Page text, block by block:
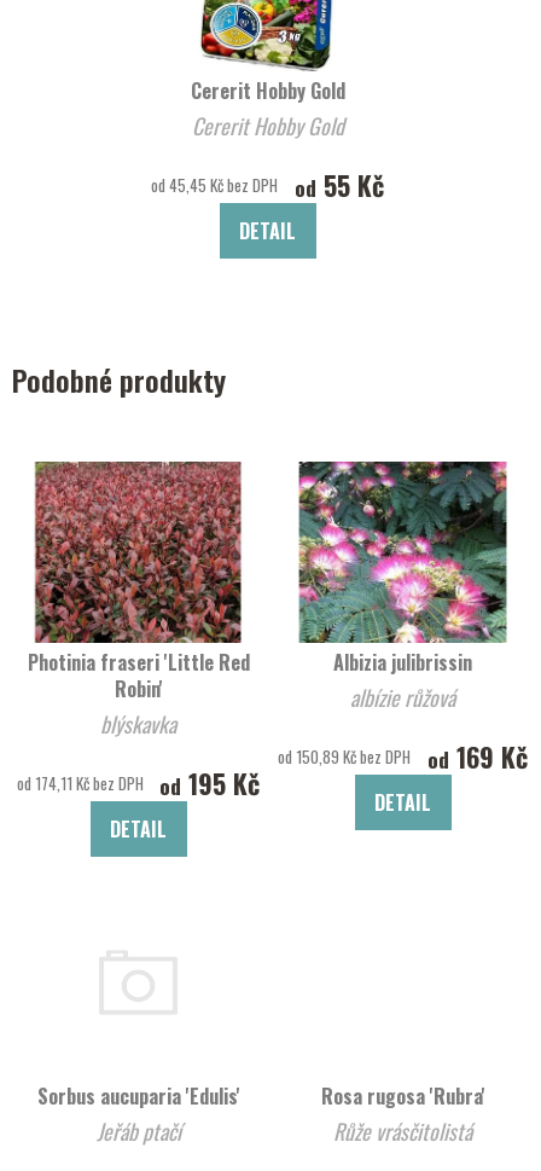
Cererit Hobby Gold
Cererit Hobby Gold
od 45,45 Kč bez DPH od 55 Kč
DETAIL
Podobné produkty
Photinia fraseri 'Little Red
Robin'
blýskavka
od 174,11 Kč bez DPH od 195 Kč
DETAIL
Albizia julibrissin
albízie růžová
od 150,89 Kč bez DPH od 169 Kč
DETAIL
Sorbus aucuparia 'Edulis'
Jeřáb ptačí
Rosa rugosa 'Rubra'
Růže vrásčitolistá